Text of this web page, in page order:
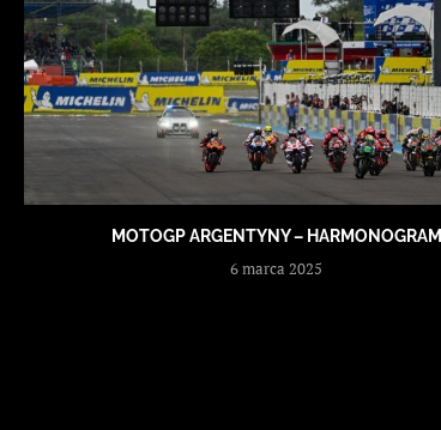
MOTOGP ARGENTYNY – HARMONOGRAM
6 marca 2025